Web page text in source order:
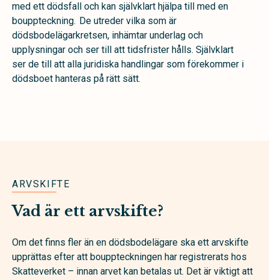
med ett dödsfall och kan självklart hjälpa till med en
bouppteckning. De utreder vilka som är
dödsbodelägarkretsen, inhämtar underlag och
upplysningar och ser till att tidsfrister hålls. Självklart
ser de till att alla juridiska handlingar som förekommer i
dödsboet hanteras på rätt sätt.
ARVSKIFTE
Vad är ett arvskifte?
Om det finns fler än en dödsbodelägare ska ett arvskifte
upprättas efter att bouppteckningen har registrerats hos
Skatteverket – innan arvet kan betalas ut. Det är viktigt att